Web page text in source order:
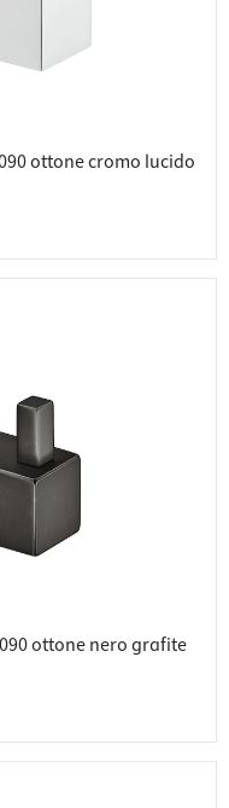
ottone cromo lucido
ottone nero grafite